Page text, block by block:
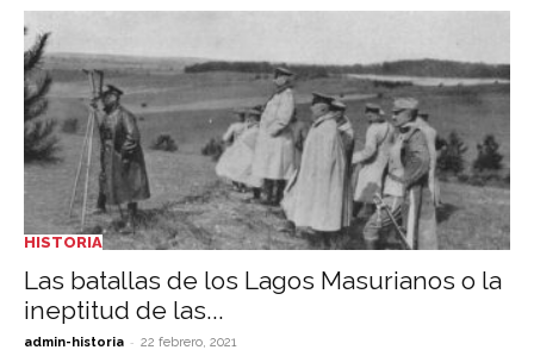
HISTORIA
Las batallas de los Lagos Masurianos o la
ineptitud de las...
admin-historia - 22 febrero, 2021